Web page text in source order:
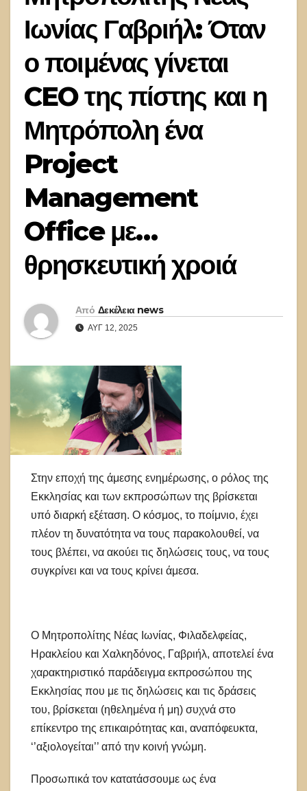
Ιωνίας Γαβριήλ: Όταν
ο ποιμένας γίνεται
CEO της πίστης και η
Μητρόπολη ένα
Project
Management
Office με…
θρησκευτική χροιά
Από Δεκέλεια news
ΑΥΓ 12, 2025
Στην εποχή της άμεσης ενημέρωσης, ο ρόλος της
Εκκλησίας και των εκπροσώπων της βρίσκεται
υπό διαρκή εξέταση. Ο κόσμος, το ποίμνιο, έχει
πλέον τη δυνατότητα να τους παρακολουθεί, να
τους βλέπει, να ακούει τις δηλώσεις τους, να τους
συγκρίνει και να τους κρίνει άμεσα.
Ο Μητροπολίτης Νέας Ιωνίας, Φιλαδελφείας,
Ηρακλείου και Χαλκηδόνος, Γαβριήλ, αποτελεί ένα
χαρακτηριστικό παράδειγμα εκπροσώπου της
Εκκλησίας που με τις δηλώσεις και τις δράσεις
του, βρίσκεται (ηθελημένα ή μη) συχνά στο
επίκεντρο της επικαιρότητας και, αναπόφευκτα,
‘’αξιολογείται’’ από την κοινή γνώμη.
Προσωπικά τον κατατάσσουμε ως ένα